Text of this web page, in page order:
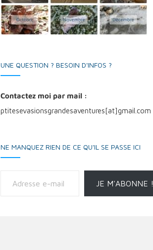
UNE QUESTION ? BESOIN D'INFOS ?
Contactez moi par mail :
ptitesevasionsgrandesaventures[at]gmail.com
NE MANQUEZ RIEN DE CE QU'IL SE PASSE ICI
JE M'ABONNE !